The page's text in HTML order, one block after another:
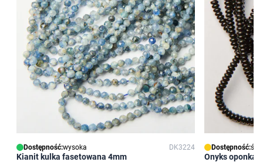
Dostępność:wysoka DK3224
Kianit kulka fasetowana 4mm
Dostępność:
Onyks oponka